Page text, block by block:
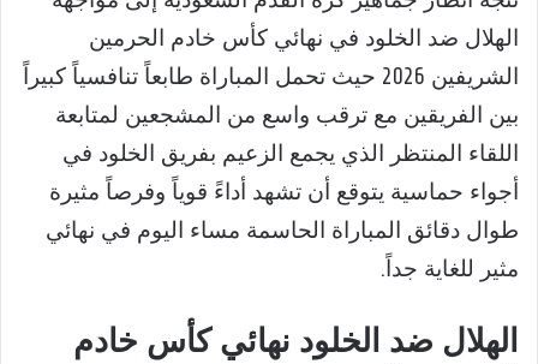
الهلال ضد الخلود في نهائي كأس خادم الحرمين
الشريفين 2026 حيث تحمل المباراة طابعاً تنافسياً كبيراً
بين الفريقين مع ترقب واسع من المشجعين لمتابعة
اللقاء المنتظر الذي يجمع الزعيم بفريق الخلود في
أجواء حماسية يتوقع أن تشهد أداءً قوياً وفرصاً مثيرة
طوال دقائق المباراة الحاسمة مساء اليوم في نهائي
مثير للغاية جداً.
الهلال ضد الخلود نهائي كأس خادم